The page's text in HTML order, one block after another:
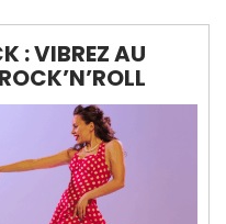
: VIBREZ AU